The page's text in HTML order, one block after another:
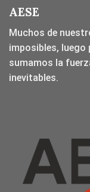
AESE
Muchos de
imposibles, luego
sumamos la
inevitables.